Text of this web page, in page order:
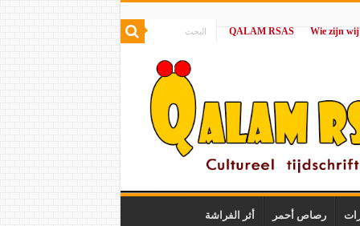
|
QALAM RSAS
رصاص أحمر أثر الفراشة